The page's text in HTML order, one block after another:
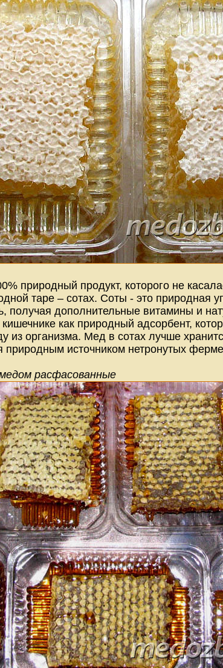
природный продукт, которого не
таре – сотах. Соты - это природная
получая дополнительные витамины и
как природный адсорбент,
из организма. Мед в сотах лучше
природным источником нетронутых
расфасованные